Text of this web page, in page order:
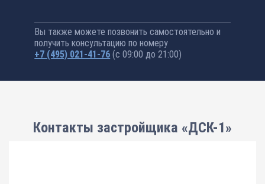
Вы также можете позвонить самостоятельно и
получить консультацию по номеру
+7 (495) 021-41-76 (с 09:00 до 21:00)
Контакты застройщика «ДСК-1»